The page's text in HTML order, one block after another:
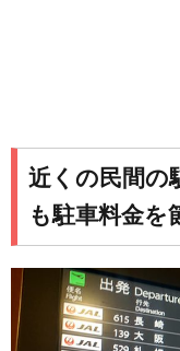
近くの民間の
も駐車料金を